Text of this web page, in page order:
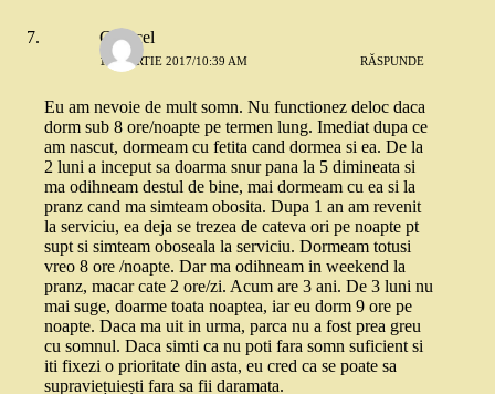
Ghiocel
15 MARTIE 2017/10:39 AM RĂSPUNDE
Eu am nevoie de mult somn. Nu functionez deloc daca
dorm sub 8 ore/noapte pe termen lung. Imediat dupa ce
am nascut, dormeam cu fetita cand dormea si ea. De la
2 luni a inceput sa doarma snur pana la 5 dimineata si
ma odihneam destul de bine, mai dormeam cu ea si la
pranz cand ma simteam obosita. Dupa 1 an am revenit
la serviciu, ea deja se trezea de cateva ori pe noapte pt
supt si simteam oboseala la serviciu. Dormeam totusi
vreo 8 ore /noapte. Dar ma odihneam in weekend la
pranz, macar cate 2 ore/zi. Acum are 3 ani. De 3 luni nu
mai suge, doarme toata noaptea, iar eu dorm 9 ore pe
noapte. Daca ma uit in urma, parca nu a fost prea greu
cu somnul. Daca simti ca nu poti fara somn suficient si
iti fixezi o prioritate din asta, eu cred ca se poate sa
supraviețuiești fara sa fii daramata.